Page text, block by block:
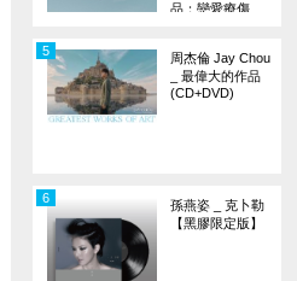
品：戀愛療傷
周杰倫 Jay Chou
_ 最偉大的作品
(CD+DVD)
5
孫燕姿 _ 克卜勒
【黑膠限定版】
6